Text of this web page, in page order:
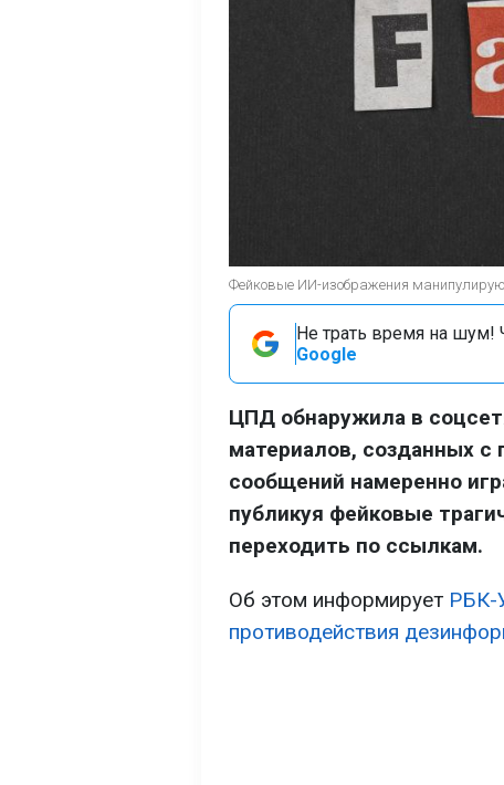
Фейковые ИИ-изображения
Не трать время на шум!
Google
ЦПД обнаружила в
материалов, созданных
сообщений намеренно
публикуя фейковые
переходить по ссылкам.
Об этом информирует РБК-
противодействия